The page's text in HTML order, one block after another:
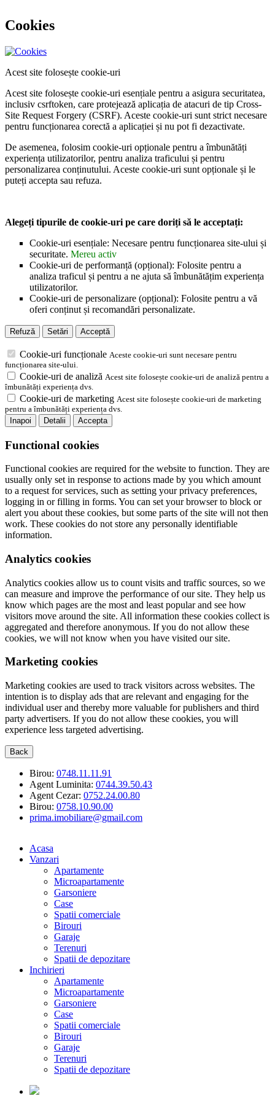
Cookies
Acest site folosește cookie-uri
Acest site folosește cookie-uri esențiale pentru a asigura securitatea,
inclusiv csrftoken, care protejează aplicația de atacuri de tip Cross-
Site Request Forgery (CSRF). Aceste cookie-uri sunt strict necesare
pentru funcționarea corectă a aplicației și nu pot fi dezactivate.
De asemenea, folosim cookie-uri opționale pentru a îmbunătăți
experiența utilizatorilor, pentru analiza traficului și pentru
personalizarea conținutului. Aceste cookie-uri sunt opționale și le
puteți accepta sau refuza.
Alegeți tipurile de cookie-uri pe care doriți să le acceptați:
Cookie-uri esențiale: Necesare pentru funcționarea site-ului și
securitate. Mereu activ
Cookie-uri de performanță (opțional): Folosite pentru a
analiza traficul și pentru a ne ajuta să îmbunătățim experiența
utilizatorilor.
Cookie-uri de personalizare (opțional): Folosite pentru a vă
oferi conținut și recomandări personalizate.
Refuză Setări Acceptă
Cookie-uri funcționale Aceste cookie-uri sunt necesare pentru
funcționarea site-ului.
Cookie-uri de analiză Acest site folosește cookie-uri de analiză pentru a
îmbunătăți experiența dvs.
Cookie-uri de marketing Acest site folosește cookie-uri de marketing
pentru a îmbunătăți experiența dvs.
Inapoi
Detalii Accepta
Functional cookies
Functional cookies are required for the website to function. They are
usually only set in response to actions made by you which amount
to a request for services, such as setting your privacy preferences,
logging in or filling in forms. You can set your browser to block or
alert you about these cookies, but some parts of the site will not then
work. These cookies do not store any personally identifiable
information.
Analytics cookies
Analytics cookies allow us to count visits and traffic sources, so we
can measure and improve the performance of our site. They help us
know which pages are the most and least popular and see how
visitors move around the site. All information these cookies collect is
aggregated and therefore anonymous. If you do not allow these
cookies, we will not know when you have visited our site.
Marketing cookies
Marketing cookies are used to track visitors across websites. The
intention is to display ads that are relevant and engaging for the
individual user and thereby more valuable for publishers and third
party advertisers. If you do not allow these cookies, you will
experience less targeted advertising.
Back
Birou: 0748.11.11.91
Agent Luminita: 0744.39.50.43
Agent Cezar: 0752.24.00.80
Birou: 0758.10.90.00
prima.imobiliare@gmail.com
Acasa
Vanzari
Apartamente
Microapartamente
Garsoniere
Case
Spatii comerciale
Birouri
Garaje
Terenuri
Spatii de depozitare
Inchirieri
Apartamente
Microapartamente
Garsoniere
Case
Spatii comerciale
Birouri
Garaje
Terenuri
Spatii de depozitare